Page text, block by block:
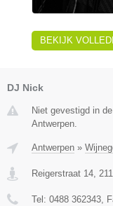
BEKIJK
DJ Nick
Niet gevestigd in
Antwerpen.
Antwerpen »
Reigerstraat 14,
Tel: 0488 362343,